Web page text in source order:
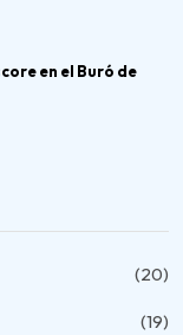
en el Buró de
(20)
(19)